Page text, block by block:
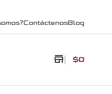
ContáctenosBlog
store $0